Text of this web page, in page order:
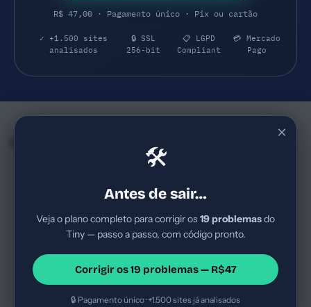
R$ 47,00 · Pagamento único · Pix ou cartão
✓ +1.500 sites
analisados
🔒 SSL
256-bit
📋 LGPD
Compliant
💳 Mercado
Pago
×
🛠
Antes de sair…
Veja o plano completo para corrigir os19 problemasdo
Tiny — passo a passo, com código pronto.
Corrigir os 19 problemas — R$47
🔒 Pagamento único · +1.500 sites já analisados
ERP brasileiro para PMEs, com
integração com plataformas
de venda, logística e
maturid...
E-commerce brasileiro de
gamers e entusiastas. Estágio
de maturidade digital alto, com